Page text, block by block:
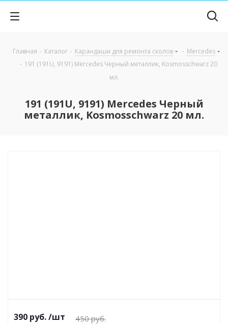
Главная - Каталог - Карандаши для ремонта сколов - Mercedes
- 191 (191U, 9191) Mercedes Черный металлик, Kosmosschwarz 20
мл.
191 (191U, 9191) Mercedes Черный
металлик, Kosmosschwarz 20 мл.
390 руб./шт 450руб.